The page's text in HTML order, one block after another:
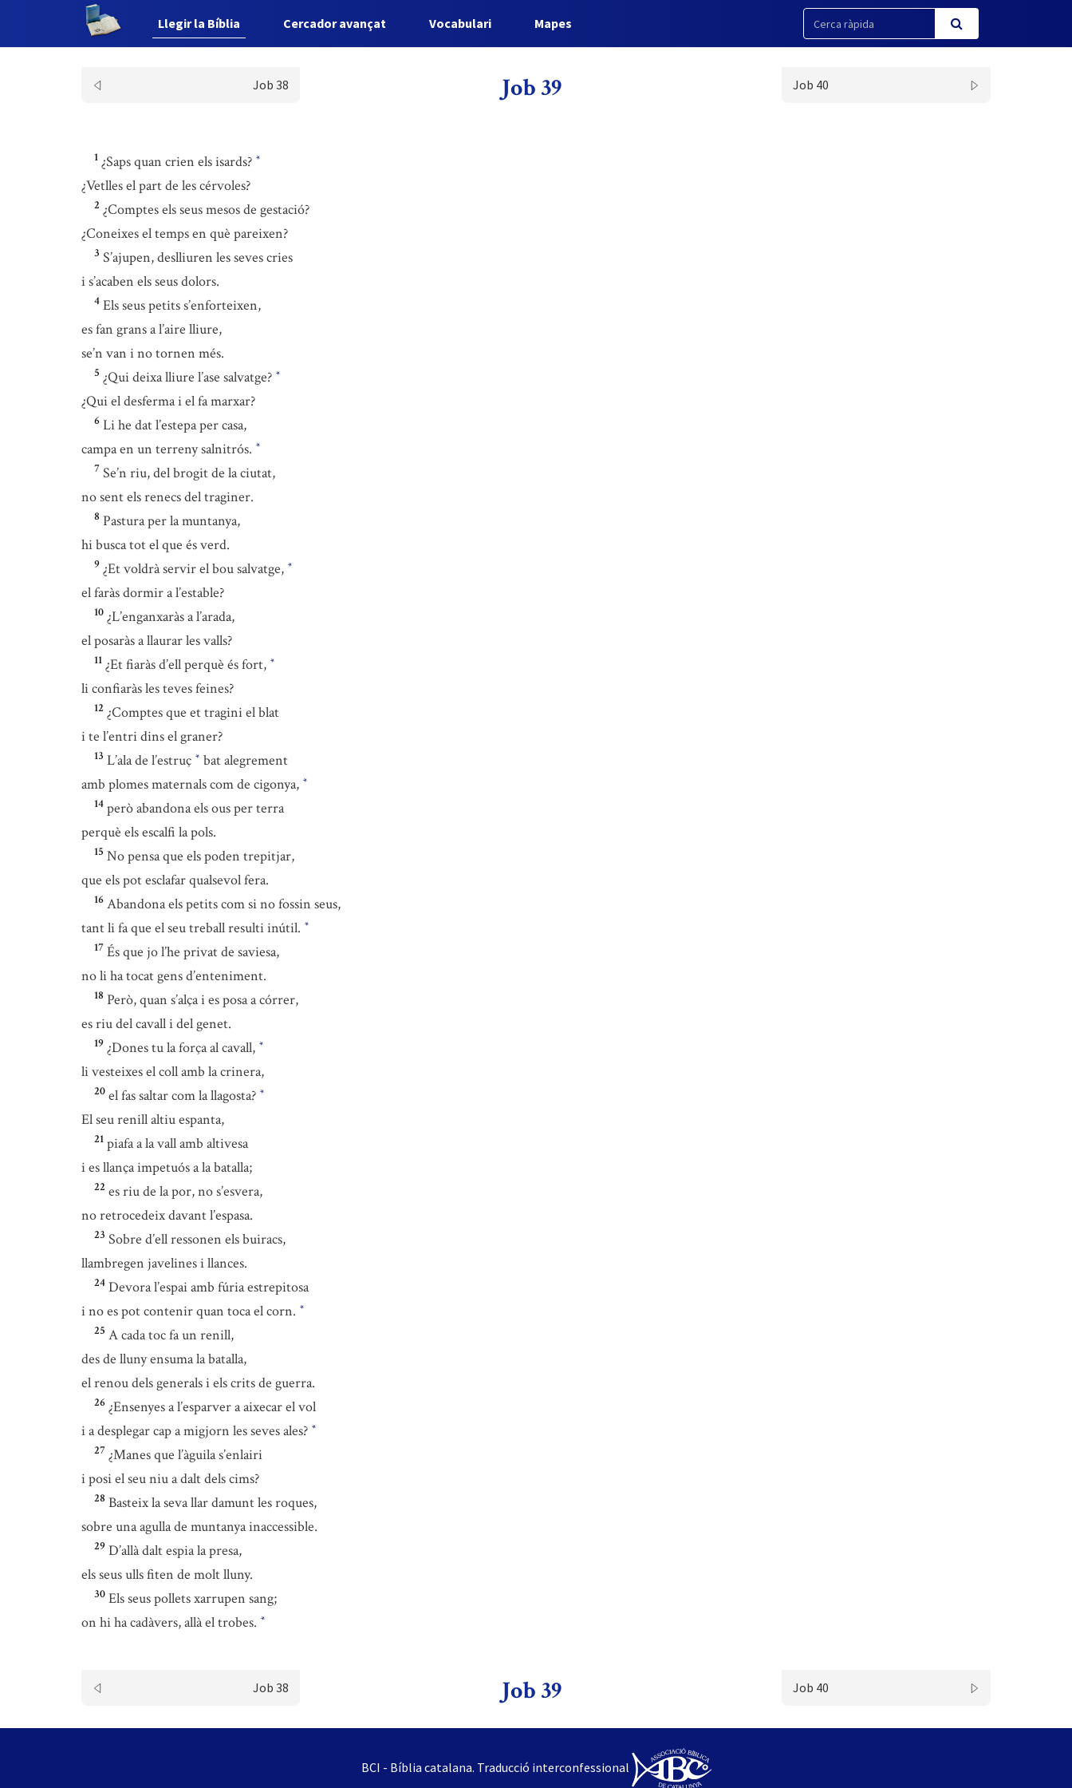
Llegir la Bíblia Cercador avançat Vocabulari Mapes
Job 38 Job 39 Job 40
1 ¿Saps quan crien els isards? *
¿Vetlles el part de les cérvoles?
2 ¿Comptes els seus mesos de gestació?
¿Coneixes el temps en què pareixen?
3 S’ajupen, deslliuren les seves cries
i s’acaben els seus dolors.
4 Els seus petits s’enforteixen,
es fan grans a l’aire lliure,
se’n van i no tornen més.
5 ¿Qui deixa lliure l’ase salvatge? *
¿Qui el desferma i el fa marxar?
6 Li he dat l’estepa per casa,
campa en un terreny salnitrós. *
7 Se’n riu, del brogit de la ciutat,
no sent els renecs del traginer.
8 Pastura per la muntanya,
hi busca tot el que és verd.
9 ¿Et voldrà servir el bou salvatge, *
el faràs dormir a l’estable?
10 ¿L’enganxaràs a l’arada,
el posaràs a llaurar les valls?
11 ¿Et fiaràs d’ell perquè és fort, *
li confiaràs les teves feines?
12 ¿Comptes que et tragini el blat
i te l’entri dins el graner?
13 L’ala de l’estruç * bat alegrement
amb plomes maternals com de cigonya, *
14 però abandona els ous per terra
perquè els escalfi la pols.
15 No pensa que els poden trepitjar,
que els pot esclafar qualsevol fera.
16 Abandona els petits com si no fossin seus,
tant li fa que el seu treball resulti inútil. *
17 És que jo l’he privat de saviesa,
no li ha tocat gens d’enteniment.
18 Però, quan s’alça i es posa a córrer,
es riu del cavall i del genet.
19 ¿Dones tu la força al cavall, *
li vesteixes el coll amb la crinera,
20 el fas saltar com la llagosta? *
El seu renill altiu espanta,
21 piafa a la vall amb altivesa
i es llança impetuós a la batalla;
22 es riu de la por, no s’esvera,
no retrocedeix davant l’espasa.
23 Sobre d’ell ressonen els buiracs,
llambregen javelines i llances.
24 Devora l’espai amb fúria estrepitosa
i no es pot contenir quan toca el corn. *
25 A cada toc fa un renill,
des de lluny ensuma la batalla,
el renou dels generals i els crits de guerra.
26 ¿Ensenyes a l’esparver a aixecar el vol
i a desplegar cap a migjorn les seves ales? *
27 ¿Manes que l’àguila s’enlairi
i posi el seu niu a dalt dels cims?
28 Basteix la seva llar damunt les roques,
sobre una agulla de muntanya inaccessible.
29 D’allà dalt espia la presa,
els seus ulls fiten de molt lluny.
30 Els seus pollets xarrupen sang;
on hi ha cadàvers, allà el trobes. *
Job 38 Job 39 Job 40
BCI - Bíblia catalana. Traducció interconfessional